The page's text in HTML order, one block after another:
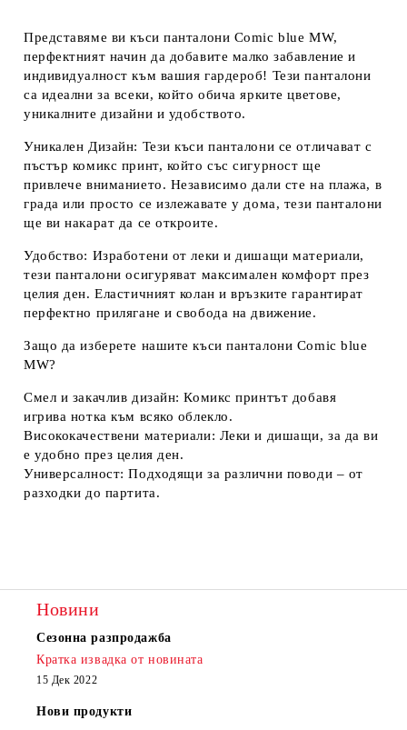
Представяме викъси панталони Comic blue MW,
перфектният начин да добавите малко забавление и
индивидуалност към вашия гардероб! Тези панталони
са идеални за всеки, който обича ярките цветове,
уникалните дизайни и удобството.
Уникален Дизайн: Тези къси панталони се отличават с
пъстър комикс принт, който със сигурност ще
привлече вниманието. Независимо дали сте на плажа, в
града или просто се излежавате у дома, тези панталони
ще ви накарат да се откроите.
Удобство: Изработени от леки и дишащи материали,
тези панталони осигуряват максимален комфорт през
целия ден. Еластичният колан и връзките гарантират
перфектно прилягане и свобода на движение.
Защо да изберете нашите къси панталони Comic blue
MW?
Смел и закачлив дизайн: Комикс принтът добавя
игрива нотка към всяко облекло.
Висококачествени материали: Леки и дишащи, за да ви
е удобно през целия ден.
Универсалност: Подходящи за различни поводи – от
разходки до партита.
Новини
Сезонна разпродажба
Кратка извадка от новината
15 Дек 2022
Нови продукти